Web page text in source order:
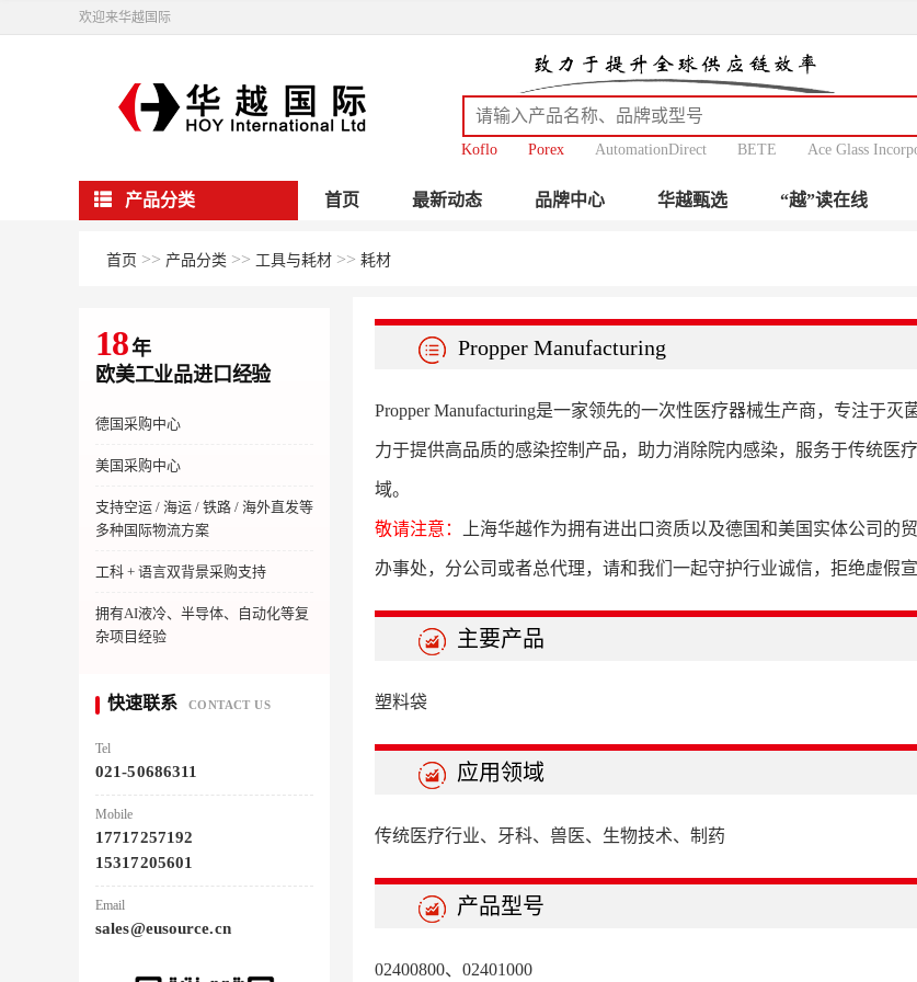
欢迎来华越国际
Koflo Porex AutomationDirect BETE Ace Glass
首页 最新动态 品牌中心 华越甄选 “越”读在线
产品分类
首页 >> 产品分类 >> 工具与耗材 >> 耗材
18年
欧美工业品进口经验
德国采购中心
美国采购中心
支持空运 / 海运 / 铁路 / 海外直发等
多种国际物流方案
工科 + 语言双背景采购支持
拥有AI液冷、半导体、自动化等复
杂项目经验
快速联系 CONTACT US
Tel
021-50686311
Mobile
17717257192
15317205601
Email
sales@eusource.cn
Propper Manufacturing
Propper Manufacturing是一家领先的一次性医疗器械生产商，专注于灭
力于提供高品质的感染控制产品，助力消除院内感染，服务于传统医
域。
敬请注意： 上海华越作为拥有进出口资质以及德国和美国实体公司
办事处，分公司或者总代理，请和我们一起守护行业诚信，拒绝虚假宣
主要产品
塑料袋
应用领域
传统医疗行业、牙科、兽医、生物技术、制药
产品型号
02400800、02401000